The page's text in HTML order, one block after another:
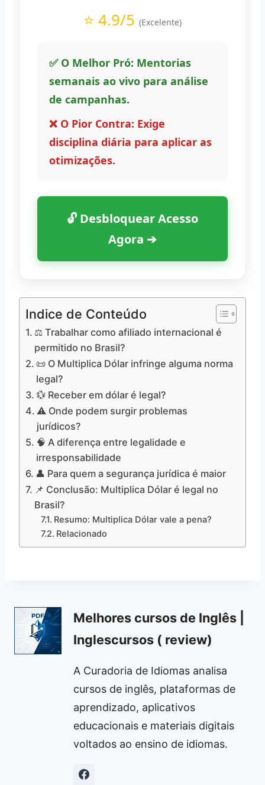
⭐ 4.9/5 (Excelente)
✅ O Melhor Pró: Mentorias
semanais ao vivo para análise
de campanhas.
❌ O Pior Contra: Exige
disciplina diária para aplicar as
otimizações.
🔓 Desbloquear Acesso
Agora ➔
Indice de Conteúdo
⚖️ Trabalhar como afiliado internacional é
permitido no Brasil?
📜 O Multiplica Dólar infringe alguma norma
legal?
💱 Receber em dólar é legal?
⚠️ Onde podem surgir problemas
jurídicos?
🧠 A diferença entre legalidade e
irresponsabilidade
👤 Para quem a segurança jurídica é maior
📌 Conclusão: Multiplica Dólar é legal no
Brasil?
Resumo: Multiplica Dólar vale a pena?
Relacionado
Melhores cursos de Inglês |
Inglescursos ( review)
A Curadoria de Idiomas analisa
cursos de inglês, plataformas de
aprendizado, aplicativos
educacionais e materiais digitais
voltados ao ensino de idiomas.